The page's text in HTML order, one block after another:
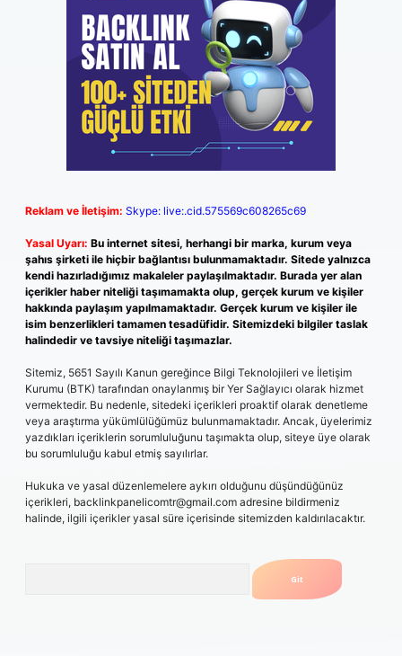
Reklam ve İletişim: Skype: live:.cid.575569c608265c69
Yasal Uyarı: Bu internet sitesi, herhangi bir marka, kurum veya
şahıs şirketi ile hiçbir bağlantısı bulunmamaktadır. Sitede yalnızca
kendi hazırladığımız makaleler paylaşılmaktadır. Burada yer alan
içerikler haber niteliği taşımamakta olup, gerçek kurum ve kişiler
hakkında paylaşım yapılmamaktadır. Gerçek kurum ve kişiler ile
isim benzerlikleri tamamen tesadüfidir. Sitemizdeki bilgiler taslak
halindedir ve tavsiye niteliği taşımazlar.
Sitemiz, 5651 Sayılı Kanun gereğince Bilgi Teknolojileri ve İletişim
Kurumu (BTK) tarafından onaylanmış bir Yer Sağlayıcı olarak hizmet
vermektedir. Bu nedenle, sitedeki içerikleri proaktif olarak denetleme
veya araştırma yükümlülüğümüz bulunmamaktadır. Ancak, üyelerimiz
yazdıkları içeriklerin sorumluluğunu taşımakta olup, siteye üye olarak
bu sorumluluğu kabul etmiş sayılırlar.
Hukuka ve yasal düzenlemelere aykırı olduğunu düşündüğünüz
içerikleri, backlinkpanelicomtr@gmail.com adresine bildirmeniz
halinde, ilgili içerikler yasal süre içerisinde sitemizden kaldırılacaktır.